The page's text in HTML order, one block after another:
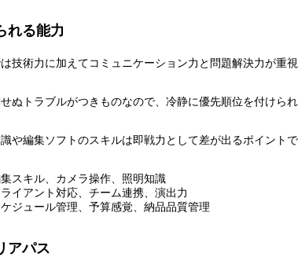
れる能力
技術力に加えてコミュニケーション力と問題解決力が重視
ぬトラブルがつきものなので、冷静に優先順位を付けられ
や編集ソフトのスキルは即戦力として差が出るポイントで
スキル、カメラ操作、照明知識
イアント対応、チーム連携、演出力
ジュール管理、予算感覚、納品品質管理
アパス